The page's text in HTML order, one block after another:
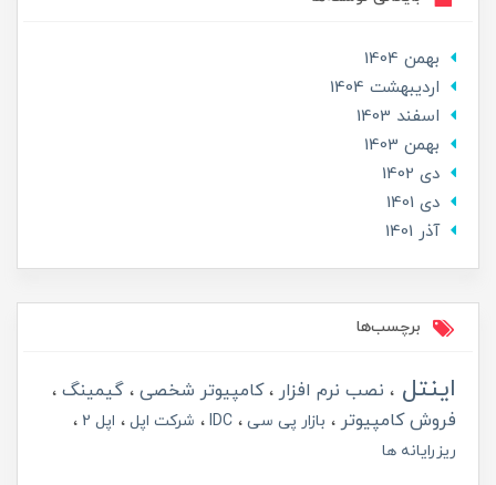
بهمن 1404
ارديبهشت 1404
اسفند 1403
بهمن 1403
دی 1402
دی 1401
آذر 1401
برچسب‌ها
اینتل نصب نرم افزار کامپیوتر شخصی
گیمینگ
فروش کامپیوتر
بازار پی سی IDC شرکت اپل
اپل 2
ریزرایانه ها